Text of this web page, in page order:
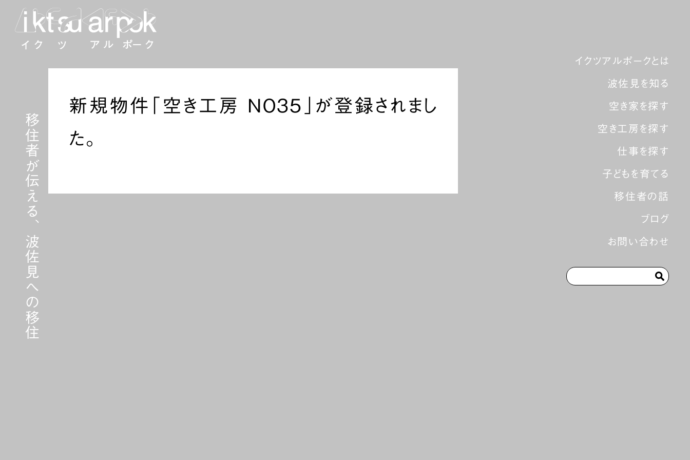
移住者が伝える、波佐見への移住
イクツアルポークとは
波佐見を知る
空き家を探す
空き工房を探す
仕事を探す
子どもを育てる
移住者の話
ブログ
お問い合わせ
新規物件「空き工房 NO35」が登録されまし
た。